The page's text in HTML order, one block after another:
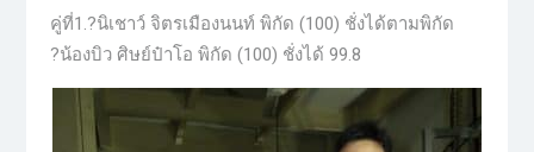
คู่ที่1.?นิเชาว์ จิตรเมืองนนท์ พิกัด (100) ชั่งได้ตามพิกัด
?น้องบิว ศิษย์ป๋าโอ พิกัด (100) ชั่งได้ 99.8